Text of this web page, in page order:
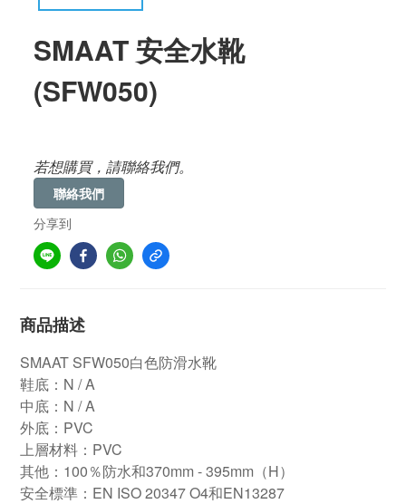
SMAAT 安全水靴
(SFW050)
若想購買，請聯絡我們。
聯絡我們
分享到
商品描述
SMAAT SFW050白色防滑水靴
鞋底：N / A
中底：N / A
外底：PVC
上層材料：PVC
其他：100％防水和370mm - 395mm（H）
安全標準：EN ISO 20347 O4和EN13287